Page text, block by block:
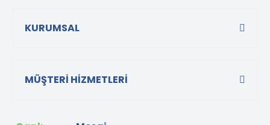
KURUMSAL
MÜŞTERİ HİZMETLERİ